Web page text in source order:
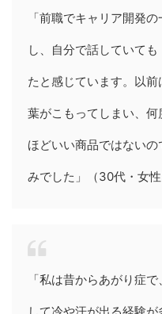
「前職でキャリア開発
し、自分で話していて
たと感じています。以
葉がこもってしまい、
ほどいい商品ではない
みでした」（30代・女性
「私は昔からあがり症